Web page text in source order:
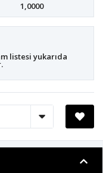
1,0000
listesi yukarıda